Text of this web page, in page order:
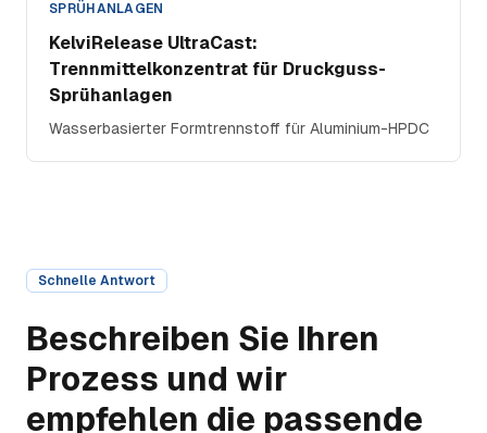
SPRÜHANLAGEN
KelviRelease UltraCast:
Trennmittelkonzentrat für Druckguss-
Sprühanlagen
Wasserbasierter Formtrennstoff für Aluminium-HPDC
Schnelle Antwort
Beschreiben Sie Ihren
Prozess und wir
empfehlen die passende